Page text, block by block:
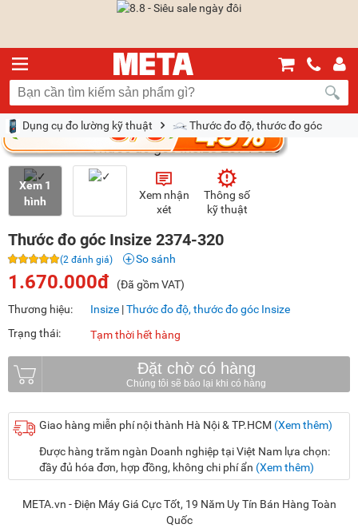
Dụng cụ đo lường kỹ thuật Thước đo độ, thước đo góc
Xem 1
hình
Xem nhận
xét
Thông số
kỹ thuật
Thước đo góc Insize 2374-320
(2 đánh giá) So sánh
1.670.000đ
(Đã gồm VAT)
Thương hiệu:
Insize |Thước đo độ, thước đo góc Insize
Trạng thái:
Tạm thời hết hàng
Đặt chờ có hàng
Giao hàng miễn phí nội thành Hà Nội & TP.HCM (Xem thêm)
Được hàng trăm ngàn Doanh nghiệp tại Việt Nam lựa chọn:
đầy đủ hóa đơn, hợp đồng, không chi phí ẩn (Xem thêm)
META.vn - Điện Máy Giá Cực Tốt, 19 Năm Uy Tín Bán Hàng Toàn
Quốc